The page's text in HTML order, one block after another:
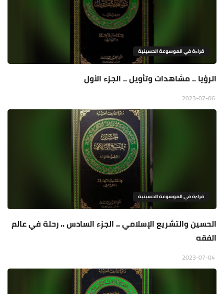
قراءة في الموسوعة الحسينية
الرؤيا .. مشاهدات وتأويل .. الجزء الأول
قراءة في الموسوعة الحسينية
الحسين والتشريع الإسلامي .. الجزء السادس .. رحلة في عالم
الفقه